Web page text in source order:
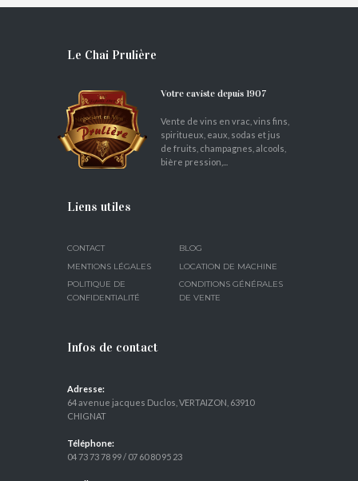
Le Chai Prulière
Votre caviste depuis 1907
Vente de vins en vrac, vins fins,
spiritueux, eaux, sodas et jus
de fruits, champagnes, alcools,
bière pression,...
Liens utiles
CONTACT
BLOG
MENTIONS LÉGALES
LOCATION DE MACHINE
POLITIQUE DE
CONFIDENTIALITÉ
CONDITIONS GÉNÉRALES
DE VENTE
Infos de contact
Adresse:
64 avenue jacques Duclos, VERTAIZON, 63910
CHIGNAT
Téléphone:
04 73 73 78 99 / 07 60 80 95 23